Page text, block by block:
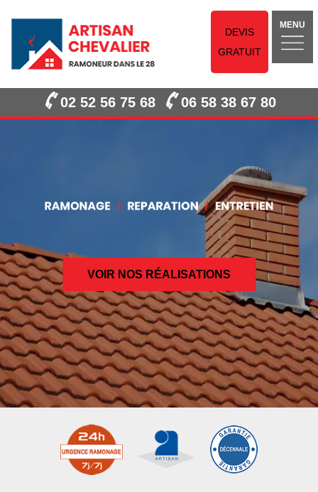
DEVIS
GRATUIT
MENU
02 52 56 75 68 06 58 38 67 80
VOIR NOS RÉALISATIONS